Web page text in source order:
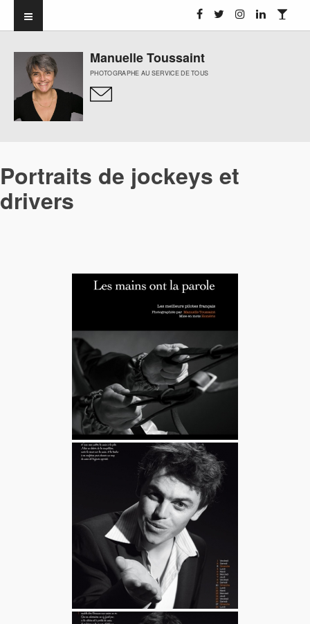
Manuelle Toussaint
PHOTOGRAPHE AU SERVICE DE TOUS
Portraits de jockeys et
drivers